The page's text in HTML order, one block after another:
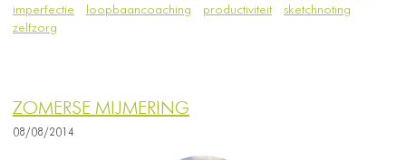
imperfectie
loopbaancoaching productiviteit
sketchnoting
zelfzorg
ZOMERSE MIJMERING
08/08/2014